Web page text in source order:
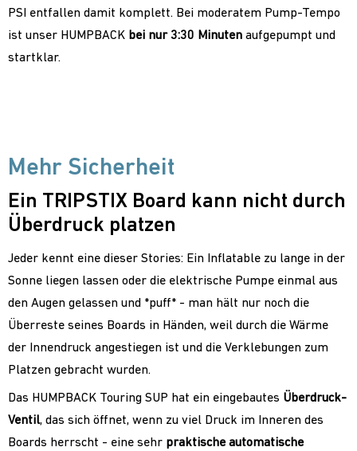
PSI entfallen damit komplett. Bei moderatem Pump-Tempo
ist unser HUMPBACK bei nur 3:30 Minuten aufgepumpt und
startklar.
Mehr Sicherheit
Ein TRIPSTIX Board kann nicht durch
Überdruck platzen
Jeder kennt eine dieser Stories: Ein Inflatable zu lange in der
Sonne liegen lassen oder die elektrische Pumpe einmal aus
den Augen gelassen und *puff* - man hält nur noch die
Überreste seines Boards in Händen, weil durch die Wärme
der Innendruck angestiegen ist und die Verklebungen zum
Platzen gebracht wurden.
Das HUMPBACK Touring SUP hat ein eingebautes Überdruck-
Ventil, das sich öffnet, wenn zu viel Druck im Inneren des
Boards herrscht - eine sehr praktische automatische